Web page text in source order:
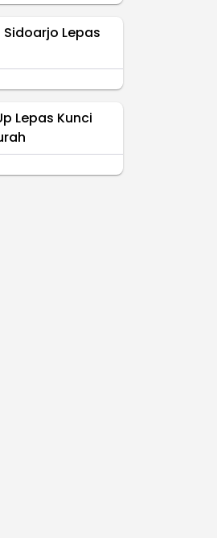
Sidoarjo Lepas
Lepas Kunci